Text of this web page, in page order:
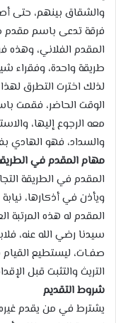
والشقاق بينهم، حتى
فرقة تدعى باسم مقدم
المقدم الفلاني، وهذه
طريقة واحدة، وفقراء
لذلك اخترت التطرق
الوقت الحاضر، فقمت
معه الرجوع إليها،
والسداد، فهو الهادي
مهام المقدم في
المقدم في الطريقة
ويأذن في أذكارها،
المقدم له هذه المرتبة
سيدنا رضي الله عنه،
صفـات، ليستطيع
التريث والتثبت قبل
شروط التقديم
يشترط في من يقدم غيره